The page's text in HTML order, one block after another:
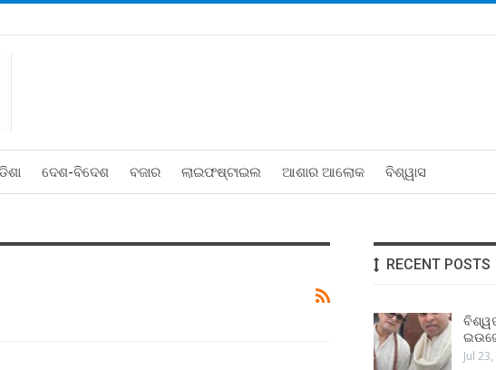
ଦେଶ-ବିଦେଶ ବଜାର ଲାଇଫଷ୍ଟାଇଲ ଆଶାର ଆଲୋକ ବିଶ୍ୱାସ
RECENT POSTS
Jul